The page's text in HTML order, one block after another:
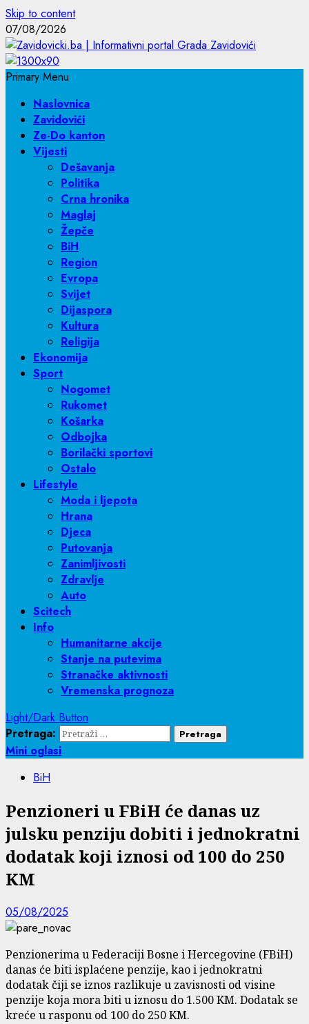
Skip to content
07/08/2026
Primary Menu
Naslovnica
Zavidovići
Ze-Do kanton
Vijesti
Dešavanja
Politika
Crna hronika
Maglaj
Žepče
BiH
Region
Evropa
Svijet
Dijaspora
Kultura
Religija
Ekonomija
Sport
Nogomet
Rukomet
Košarka
Odbojka
Borilački sportovi
Ostalo
Lifestyle
Moda i ljepota
Hrana
Djeca
Putovanja
Zanimljivosti
Zdravlje
Auto
Scitech
Info
Humanitarne akcije
Stanje na putevima
Stranačke aktivnosti
Vremenska prognoza
Light/Dark Button
Pretraga:
Mini oglasi
BiH
Penzioneri u FBiH će danas uz
julsku penziju dobiti i jednokratni
dodatak koji iznosi od 100 do 250
KM
05/08/2025
Penzionerima u Federaciji Bosne i Hercegovine (FBiH)
danas će biti isplaćene penzije, kao i jednokratni
dodatak čiji se iznos razlikuje u zavisnosti od visine
penzije koja mora biti u iznosu do 1.500 KM. Dodatak se
kreće u rasponu od 100 do 250 KM.